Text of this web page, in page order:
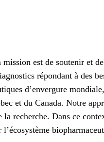
est de soutenir et
répondant à des
d’envergure
et du Canada. Notre
recherche. Dans ce